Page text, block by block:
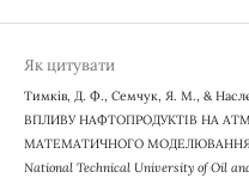
Як цитувати
Тимків, Д. Ф., Семчук, Я. М., &
ВПЛИВУ НАФТОПРОДУКТІВ НА
МАТЕМАТИЧНОГО
National Technical University of Oil